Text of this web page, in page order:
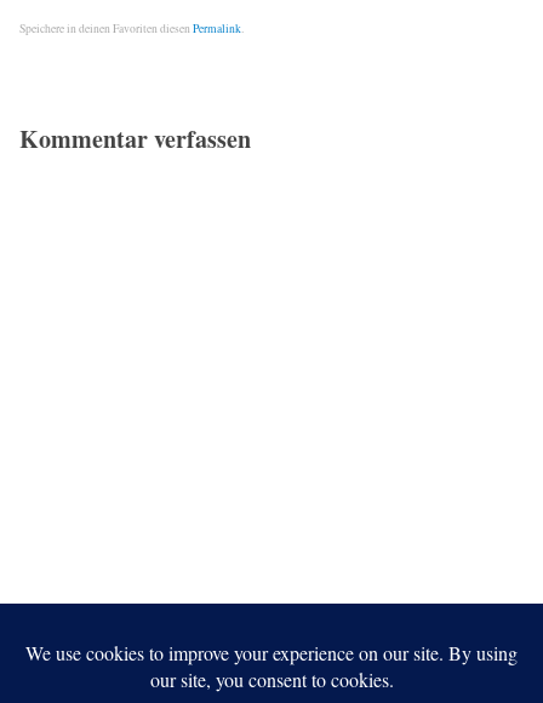
Speichere in deinen Favoriten diesenPermalink.
Kommentar verfassen